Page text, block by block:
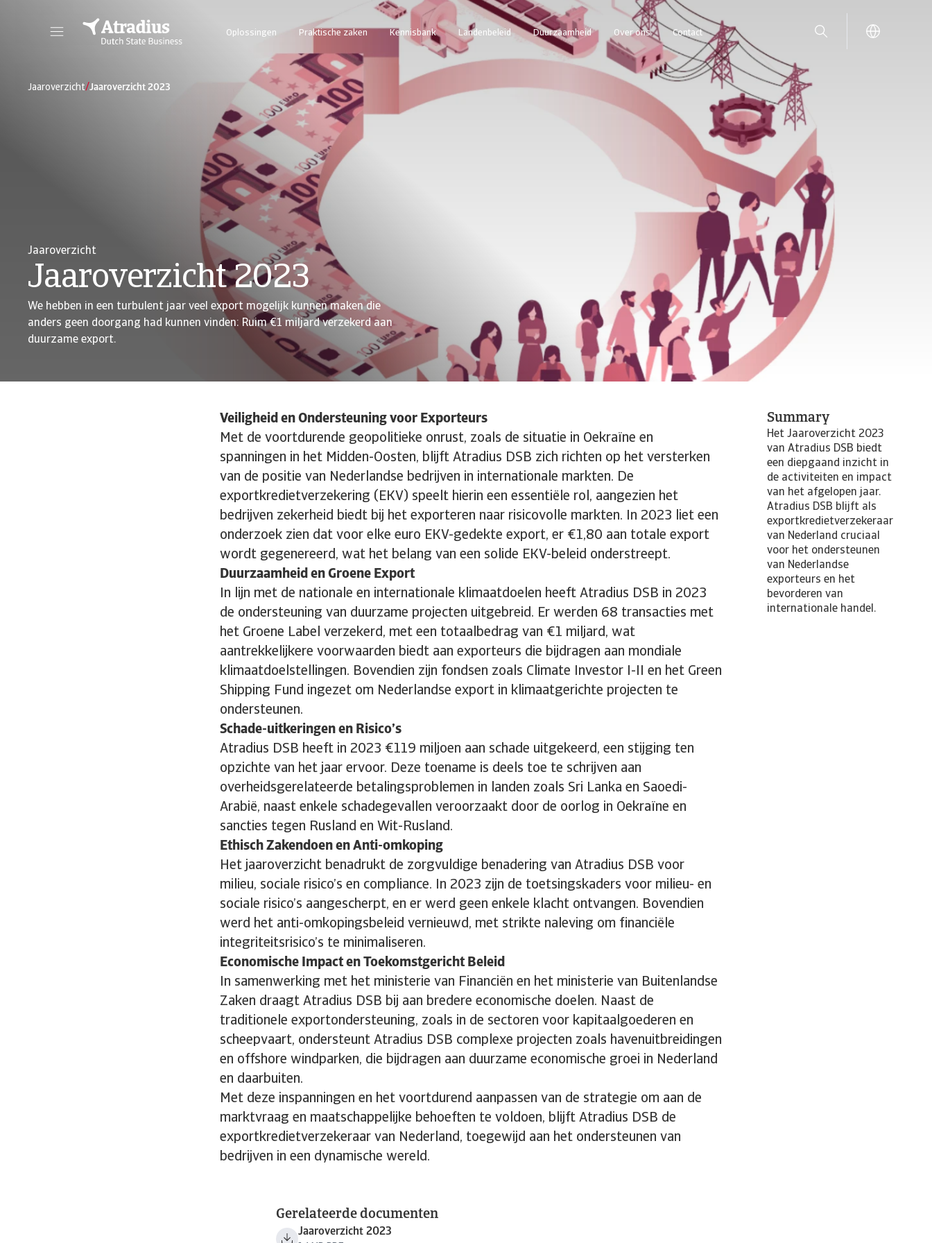
Oplossingen Praktische zaken Kennisbank Landenbeleid Duurzaamheid Over ons Contact
Jaaroverzicht/Jaaroverzicht 2023
Jaaroverzicht
Jaaroverzicht 2023
We hebben in een turbulent jaar veel export mogelijk kunnen maken die
anders geen doorgang had kunnen vinden: Ruim €1 miljard verzekerd aan
duurzame export.
Veiligheid en Ondersteuning voor Exporteurs
Met de voortdurende geopolitieke onrust, zoals de situatie in Oekraïne en
spanningen in het Midden-Oosten, blijft Atradius DSB zich richten op het versterken
van de positie van Nederlandse bedrijven in internationale markten. De
exportkredietverzekering (EKV) speelt hierin een essentiële rol, aangezien het
bedrijven zekerheid biedt bij het exporteren naar risicovolle markten. In 2023 liet een
onderzoek zien dat voor elke euro EKV-gedekte export, er €1,80 aan totale export
wordt gegenereerd, wat het belang van een solide EKV-beleid onderstreept.
Duurzaamheid en Groene Export
In lijn met de nationale en internationale klimaatdoelen heeft Atradius DSB in 2023
de ondersteuning van duurzame projecten uitgebreid. Er werden 68 transacties met
het Groene Label verzekerd, met een totaalbedrag van €1 miljard, wat
aantrekkelijkere voorwaarden biedt aan exporteurs die bijdragen aan mondiale
klimaatdoelstellingen. Bovendien zijn fondsen zoals Climate Investor I-II en het Green
Shipping Fund ingezet om Nederlandse export in klimaatgerichte projecten te
ondersteunen.
Schade-uitkeringen en Risico’s
Atradius DSB heeft in 2023 €119 miljoen aan schade uitgekeerd, een stijging ten
opzichte van het jaar ervoor. Deze toename is deels toe te schrijven aan
overheidsgerelateerde betalingsproblemen in landen zoals Sri Lanka en Saoedi-
Arabië, naast enkele schadegevallen veroorzaakt door de oorlog in Oekraïne en
sancties tegen Rusland en Wit-Rusland.
Ethisch Zakendoen en Anti-omkoping
Het jaaroverzicht benadrukt de zorgvuldige benadering van Atradius DSB voor
milieu, sociale risico’s en compliance. In 2023 zijn de toetsingskaders voor milieu- en
sociale risico’s aangescherpt, en er werd geen enkele klacht ontvangen. Bovendien
werd het anti-omkopingsbeleid vernieuwd, met strikte naleving om financiële
integriteitsrisico’s te minimaliseren.
Economische Impact en Toekomstgericht Beleid
In samenwerking met het ministerie van Financiën en het ministerie van Buitenlandse
Zaken draagt Atradius DSB bij aan bredere economische doelen. Naast de
traditionele exportondersteuning, zoals in de sectoren voor kapitaalgoederen en
scheepvaart, ondersteunt Atradius DSB complexe projecten zoals havenuitbreidingen
en offshore windparken, die bijdragen aan duurzame economische groei in Nederland
en daarbuiten.
Met deze inspanningen en het voortdurend aanpassen van de strategie om aan de
marktvraag en maatschappelijke behoeften te voldoen, blijft Atradius DSB de
exportkredietverzekeraar van Nederland, toegewijd aan het ondersteunen van
bedrijven in een dynamische wereld.
Summary
Het Jaaroverzicht 2023
van Atradius DSB biedt
een diepgaand inzicht in
de activiteiten en impact
van het afgelopen jaar.
Atradius DSB blijft als
exportkredietverzekeraar
van Nederland cruciaal
voor het ondersteunen
van Nederlandse
exporteurs en het
bevorderen van
internationale handel.
Gerelateerde documenten
Jaaroverzicht 2023